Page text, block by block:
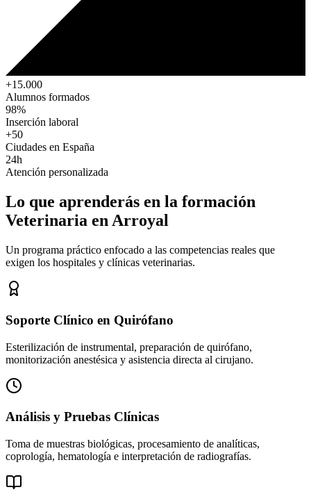
+15.000
Alumnos formados
98%
Inserción laboral
+50
Ciudades en España
24h
Atención personalizada
Lo que aprenderás en la formación
Veterinaria en Arroyal
Un programa práctico enfocado a las competencias reales que
exigen los hospitales y clínicas veterinarias.
Soporte Clínico en Quirófano
Esterilización de instrumental, preparación de quirófano,
monitorización anestésica y asistencia directa al cirujano.
Análisis y Pruebas Clínicas
Toma de muestras biológicas, procesamiento de analíticas,
coprología, hematología e interpretación de radiografías.